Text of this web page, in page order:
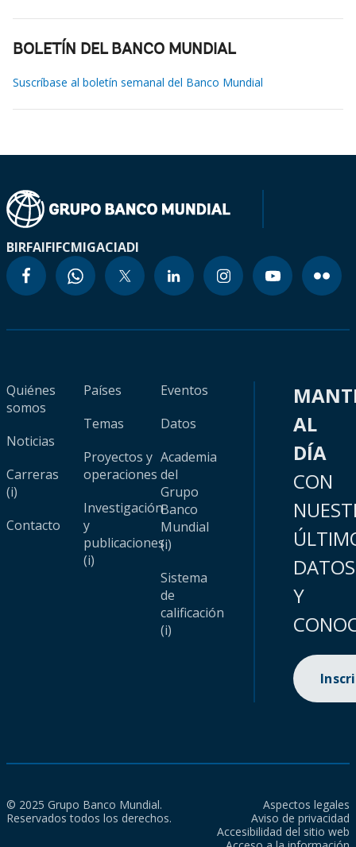
BOLETÍN DEL BANCO MUNDIAL
Suscríbase al boletín semanal del Banco Mundial
BIRFAIFIFCMIGACIADI
Quiénes
somos
Noticias
Carreras
(i)
Contacto
Países
Temas
Proyectos y
operaciones
Investigación
y
publicaciones
(i)
Eventos
Datos
Academia
del
Grupo
Banco
Mundial
(i)
Sistema
de
calificación
(i)
AL
DÍA
CON
DATOS
Y
© 2025 Grupo Banco Mundial.
Reservados todos los derechos.
Aspectos legales
Aviso de privacidad
Accesibilidad del sitio web